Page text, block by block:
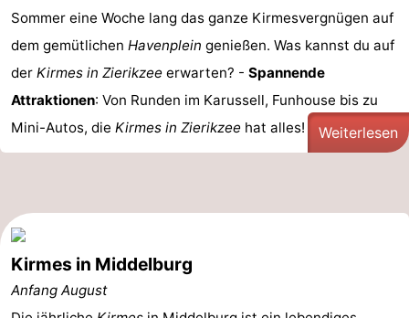
Sommer eine Woche lang das ganze Kirmesvergnügen auf
dem gemütlichen Havenplein genießen. Was kannst du auf
der Kirmes in Zierikzee erwarten? - Spannende
Attraktionen: Von Runden im Karussell, Funhouse bis zu
Mini-Autos, die Kirmes in Zierikzee hat alles! Es gibt ...
Weiterlesen
Kirmes in Middelburg
Anfang August